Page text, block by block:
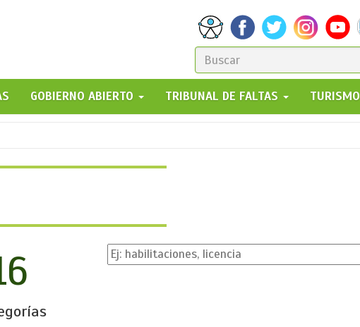
FORMULARIO
DE
BÚSQUEDA
GO!
GOBIERNO ABIERTO TRIBUNAL DE FALTAS TURISMO